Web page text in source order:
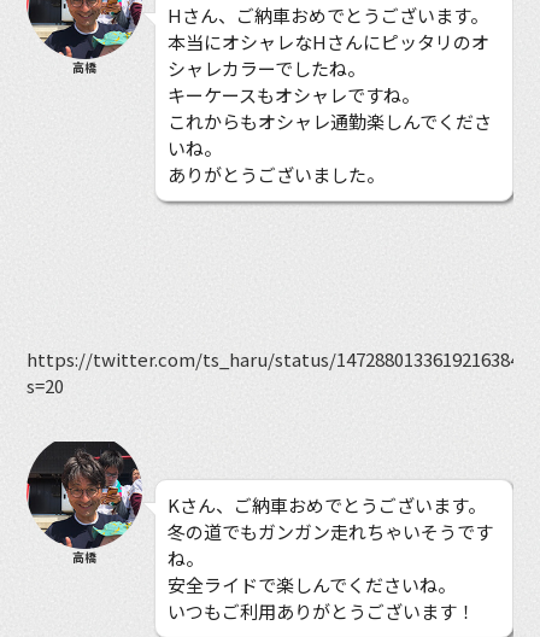
高橋
Hさん、ご納車おめでとうございます。
本当にオシャレなHさんにピッタリのオ
シャレカラーでしたね。
キーケースもオシャレですね。
これからもオシャレ通勤楽しんでくださ
いね。
ありがとうございました。
https://twitter.com/ts_haru/status/1472880133619216384?
s=20
高橋
Kさん、ご納車おめでとうございます。
冬の道でもガンガン走れちゃいそうです
ね。
安全ライドで楽しんでくださいね。
いつもご利用ありがとうございます！